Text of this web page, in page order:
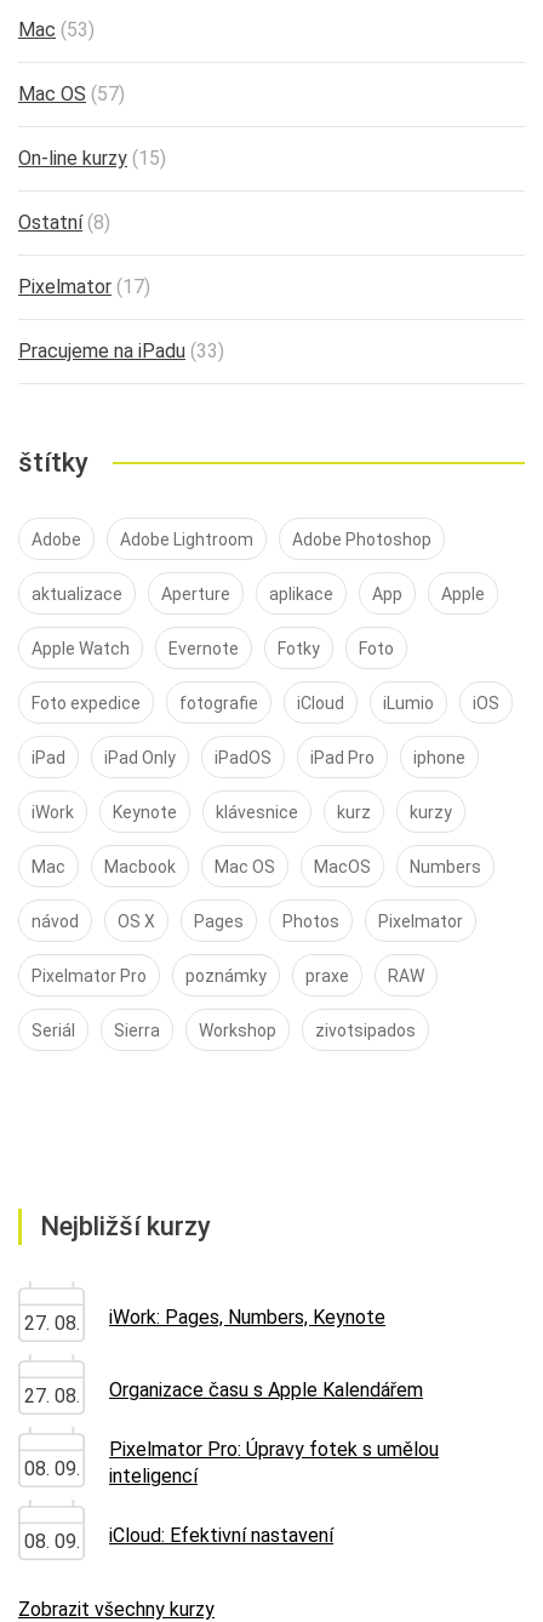
Mac (53)
Mac OS (57)
On-line kurzy (15)
Ostatní(8)
Pixelmator (17)
Pracujeme na iPadu (33)
štítky
Adobe Adobe Lightroom Adobe Photoshop
aktualizace Aperture aplikace App Apple
Apple Watch Evernote Fotky Foto
Foto expedice fotografie iCloud iLumio iOS
iPad iPad Only iPadOS iPad Pro iphone
iWork Keynote klávesnice kurz kurzy
Mac Macbook Mac OS MacOS Numbers
návod OS X Pages Photos Pixelmator
Pixelmator Pro poznámky praxe RAW
Seriál Sierra Workshop zivotsipados
Nejbližší kurzy
27. 08. iWork: Pages, Numbers, Keynote
27. 08. Organizace času s Apple Kalendářem
08. 09.
Pixelmator Pro: Úpravy fotek s umělou
inteligencí
08. 09. iCloud: Efektivní nastavení
Zobrazit všechny kurzy